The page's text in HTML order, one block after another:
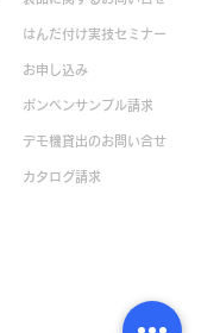
はんだ付け実技セミナー
お申し込み
ボンペンサンプル請求
デモ機貸出のお問い合せ
カタログ請求